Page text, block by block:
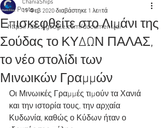
All Posts
https://docs.google.com/document/d/
Επισκεφθείτε στο Λιμάνι της
Σούδας το ΚΥΔΩΝ ΠΑΛΑΣ,
το νέο στολίδι των
Μινωικών Γραμμών
ChaniaShips
19 Φεβ 2020 διαβάστηκε 1 λεπτά
Οι Μινωικές Γραμμές τιμούν τα Χανιά
και την ιστορία τους, την αρχαία
Κυδωνία, καθώς ο Κύδων ήταν ο